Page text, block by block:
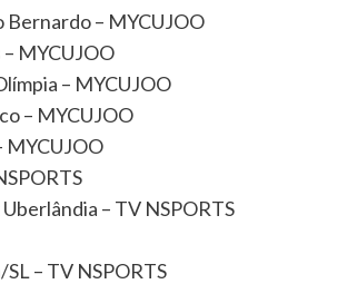
Bernardo – MYCUJOO
MYCUJOO
– MYCUJOO
– MYCUJOO
MYCUJOO
– TV NSPORTS
– TV NSPORTS